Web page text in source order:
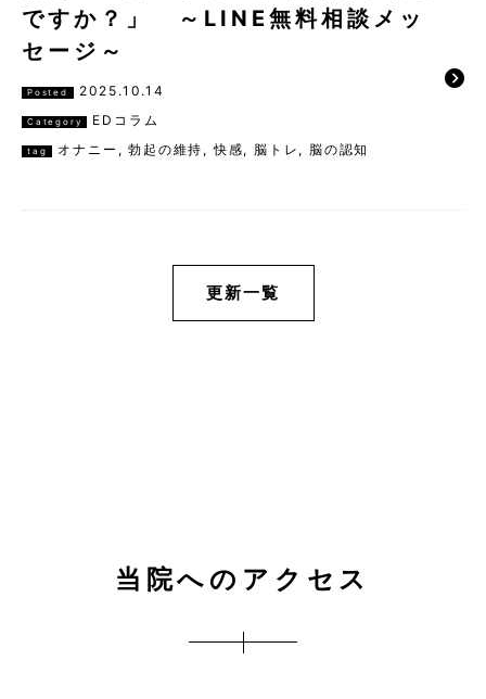
ですか？」 ～LINE無料相談メッ
セージ～
Posted 2025.10.14
Category EDコラム
tag オナニー ,勃起の維持 ,快感, 脳トレ , 脳の認知
更新一覧
当院へのアクセス